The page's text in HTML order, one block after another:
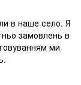
в наше село. Я
замовлень в
ми